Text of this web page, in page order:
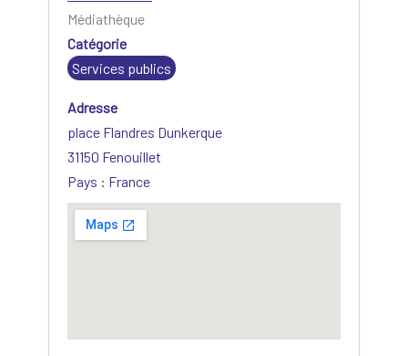
Médiathèque
Catégorie
Services publics
Adresse
place Flandres Dunkerque
31150 Fenouillet
Pays : France